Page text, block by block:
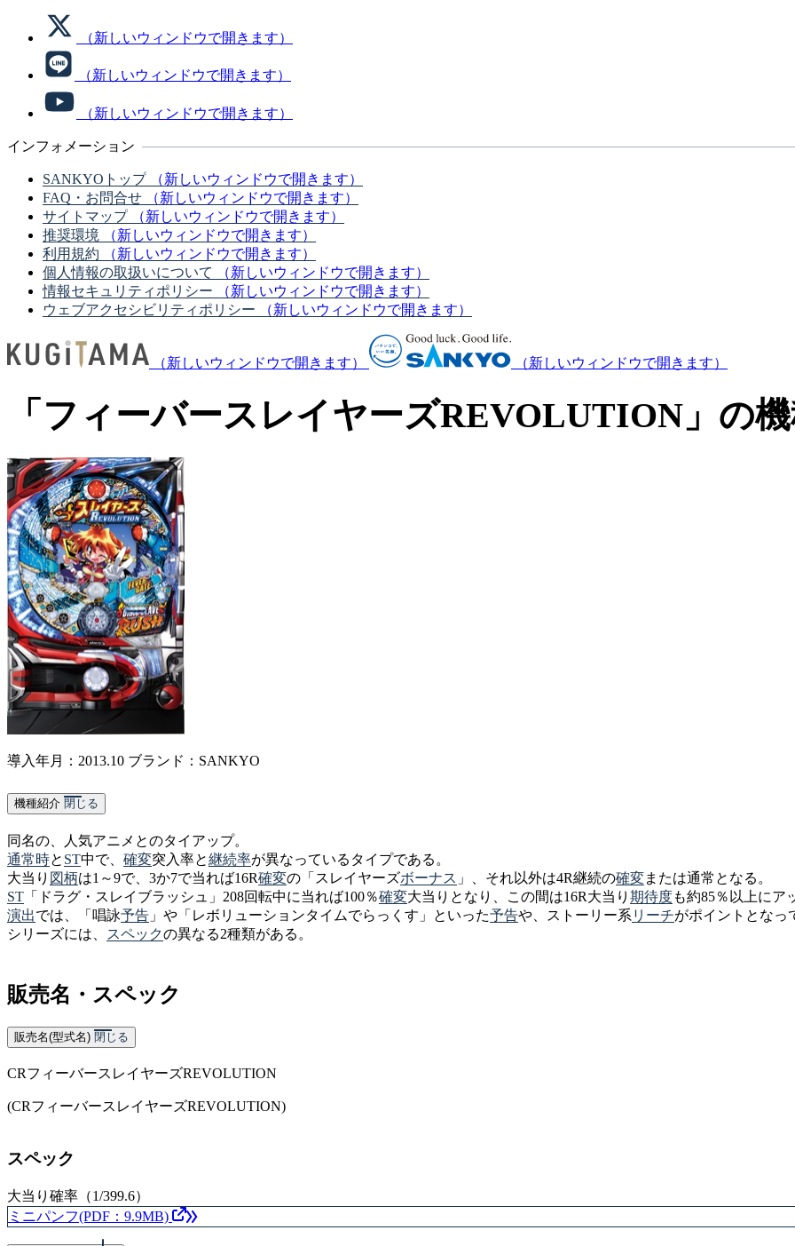
（新しいウィンドウで開きます）
（新しいウィンドウで開きます）
（新しいウィンドウで開きます）
インフォメーション
SANKYOトップ
（新しいウィンドウで開きます）
FAQ・お問合せ
（新しいウィンドウで開きます）
サイトマップ
（新しいウィンドウで開きます）
推奨環境
（新しいウィンドウで開きます）
利用規約
（新しいウィンドウで開きます）
個人情報の取扱いについて
（新しいウィンドウで開きます）
情報セキュリティポリシー
（新しいウィンドウで開きます）
ウェブアクセシビリティポリシー
（新しいウィンドウで開きます）
（新しいウィンドウで開きます） （新しいウィンドウで開きます）
「フィーバースレイヤーズREVOLUTION」の
導入年月：2013.10 ブランド：SANKYO
機種紹介 閉じる
同名の、人気アニメとのタイアップ。
通常時と ST中で、 確変突入率と継続率が異なっているタイプである。
大当り 図柄は1～9で、3か7で当れば16R確変の「 スレイヤーズボーナス 」、それ以外は4R継続の確変または通常となる。
ST 「ドラグ・スレイブラッシュ」208回転中に当れば100％確変大当りとなり、この間は16R大当り 期待度も約85％以上にア
演出では、「唱詠予告 」や「レボリューションタイムでらっくす」といった予告や、ストーリー系 リーチがポイントとなっ
シリーズには、
スペックの異なる2種類がある。
販売名・スペック
販売名(型式名) 閉じる
CRフィーバースレイヤーズREVOLUTION
(CRフィーバースレイヤーズREVOLUTION)
スペック
大当り確率（1/399.6）
ミニパンフ(PDF：9.9MB)